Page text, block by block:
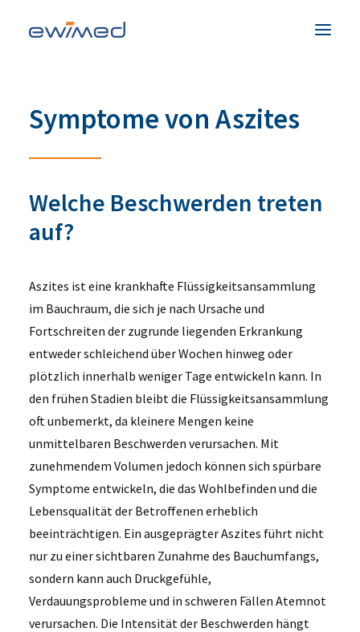
Medizinisches Fachpersonal
Produkte
Unternehmen
Service & Hilfe
Land
Symptome von Aszites
Welche Beschwerden treten
auf?
Aszites ist eine krankhafte Flüssigkeitsansammlung
im Bauchraum, die sich je nach Ursache und
Fortschreiten der zugrunde liegenden Erkrankung
entweder schleichend über Wochen hinweg oder
plötzlich innerhalb weniger Tage entwickeln kann. In
den frühen Stadien bleibt die Flüssigkeitsansammlung
oft unbemerkt, da kleinere Mengen keine
unmittelbaren Beschwerden verursachen. Mit
zunehmendem Volumen jedoch können sich spürbare
Symptome entwickeln, die das Wohlbefinden und die
Lebensqualität der Betroffenen erheblich
beeinträchtigen. Ein ausgeprägter Aszites führt nicht
nur zu einer sichtbaren Zunahme des Bauchumfangs,
sondern kann auch Druckgefühle,
Verdauungsprobleme und in schweren Fällen Atemnot
verursachen. Die Intensität der Beschwerden hängt